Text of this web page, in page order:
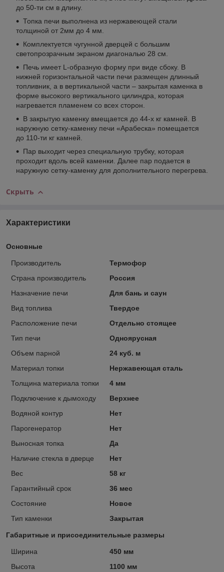
до 50-ти см в длину.
Топка печи выполнена из нержавеющей стали
толщиной от 2мм до 4 мм.
Комплектуется чугунной дверцей с большим
светопрозрачным экраном диагональю 28 см.
Печь имеет L-образную форму при виде сбоку. В
нижней горизонтальной части печи размещен длинный
топливник, а в вертикальной части – закрытая каменка в
форме высокого вертикального цилиндра, которая
нагревается пламенем со всех сторон.
В закрытую каменку вмещается до 44-х кг камней. В
наружную сетку-каменку печи «Арабеска» помещается
до 110-ти кг камней.
Пар выходит через специальную трубку, которая
проходит вдоль всей каменки. Далее пар подается в
наружную сетку-каменку для дополнительного перегрева.
Скрыть
Характеристики
Основные
Производитель
Термофор
Страна производитель
Россия
Назначение печи
Для бань и саун
Вид топлива
Твердое
Расположение печи
Отдельно стоящее
Тип печи
Одноярусная
Объем парной
24 куб. м
Материал топки
Нержавеющая сталь
Толщина материала топки
4 мм
Подключение к дымоходу
Верхнее
Водяной контур
Нет
Парогенератор
Нет
Выносная топка
Да
Наличие стекла в дверце
Нет
Вес
58 кг
Гарантийный срок
36 мес
Состояние
Новое
Тип каменки
Закрытая
Габаритные и присоединительные размеры
Ширина
450 мм
Высота
1100 мм